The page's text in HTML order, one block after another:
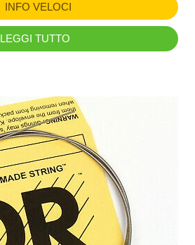
INFO VELOCI
LEGGI TUTTO